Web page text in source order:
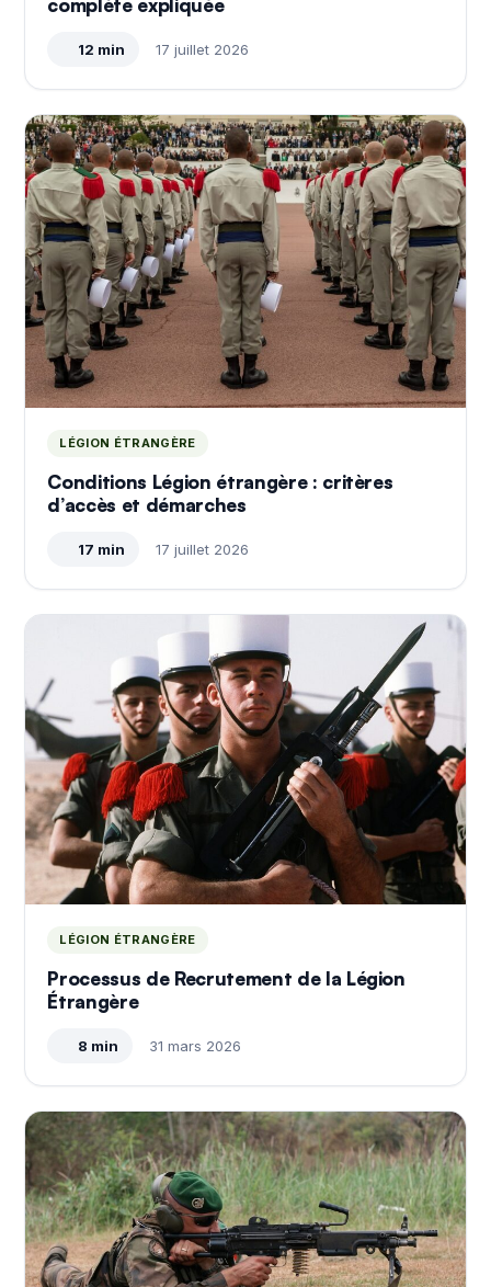
complète expliquée
12 min 17 juillet 2026
LÉGION ÉTRANGÈRE
Conditions Légion étrangère : critères
d’accès et démarches
17 min 17 juillet 2026
LÉGION ÉTRANGÈRE
Processus de Recrutement de la Légion
Étrangère
8 min 31 mars 2026